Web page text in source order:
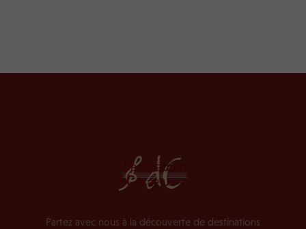
Partez avec nous à la découverte de destinations